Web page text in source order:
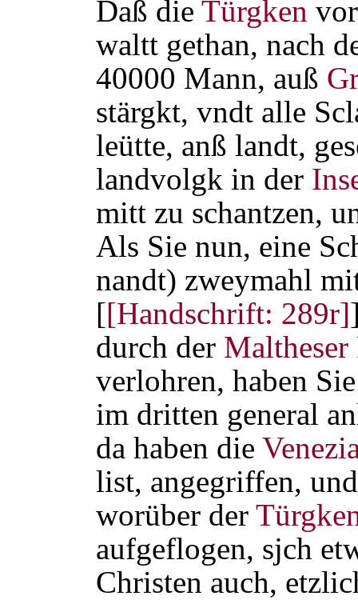
Daß die Türgken
waltt gethan, nach
40000 Mann, auß
stärgkt, vndt alle
leütte, anß landt,
landvolgk in der
mitt zu schantzen,
Als Sie nun, eine
nandt) zweymahl
[[Handschrift: 289r]
durch der Maltheser
verlohren, haben
im dritten general
da haben die
list, angegriffen,
worüber der
aufgeflogen, sjch
Christen auch,